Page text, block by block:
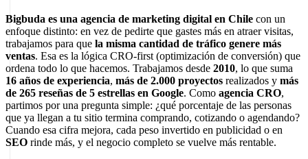
Bigbuda es una agencia de marketing digital en Chile con un
enfoque distinto: en vez de pedirte que gastes más en atraer visitas,
trabajamos para que la misma cantidad de tráfico genere más
ventas. Esa es la lógica CRO-first (optimización de conversión) que
ordena todo lo que hacemos. Trabajamos desde 2010, lo que suma
16 años de experiencia, más de 2.000 proyectos realizados y más
de 265 reseñas de 5 estrellas en Google. Como agencia CRO,
partimos por una pregunta simple: ¿qué porcentaje de las personas
que ya llegan a tu sitio termina comprando, cotizando o agendando?
Cuando esa cifra mejora, cada peso invertido en publicidad o en
SEO rinde más, y el negocio completo se vuelve más rentable.